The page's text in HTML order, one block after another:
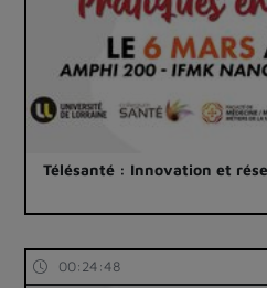
Télésanté : Innovation et
00:24:48